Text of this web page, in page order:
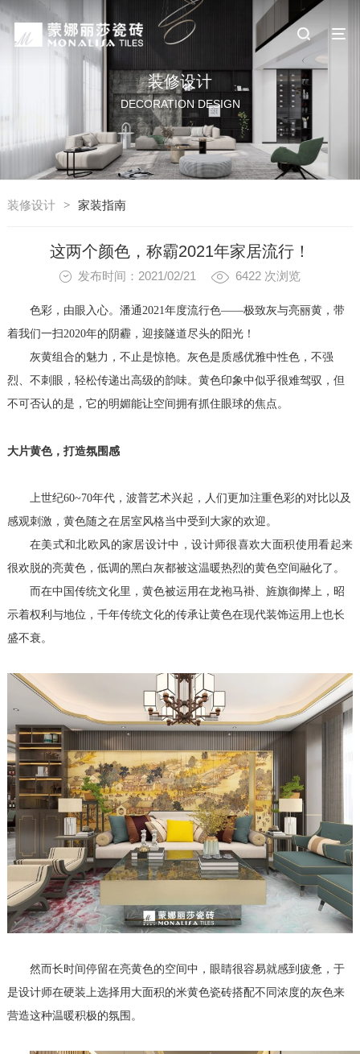
装修设计
DECORATION DESIGN
装修设计 > 家装指南
这两个颜色，称霸2021年家居流行！
发布时间：2021/02/21 6422 次浏览
色彩，由眼入心。潘通 2021 年度流行色——极致灰与亮丽黄，带
着我们一扫 2020年的阴霾，迎接隧道尽头的阳光！
灰黄组合的魅力，不止是惊艳。灰色是质感优雅中性色，不强
烈、不刺眼，轻松传递出高级的韵味。黄色印象中似乎很难驾驭，但
不可否认的是，它的明媚能让空间拥有抓住眼球的焦点。
大片黄色，打造氛围感
上世纪60~70年代，波普艺术兴起，人们更加注重色彩的对比以及
感观刺激，黄色随之在居室风格当中受到大家的欢迎。
在美式和北欧风的家居设计中，设计师很喜欢大面积使用看起来
很欢脱的亮黄色，低调的黑白灰都被这温暖热烈的黄色空间融化了。
而在中国传统文化里，黄色被运用在龙袍马褂、旌旗御撵上，昭
示着权利与地位，千年传统文化的传承让黄色在现代装饰运用上也长
盛不衰。
然而长时间停留在亮黄色的空间中，眼睛很容易就感到疲惫，于
是设计师在硬装上选择用大面积的米黄色瓷砖搭配不同浓度的灰色来
营造这种温暖积极的氛围。